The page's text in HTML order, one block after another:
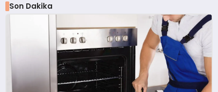
Son Dakika